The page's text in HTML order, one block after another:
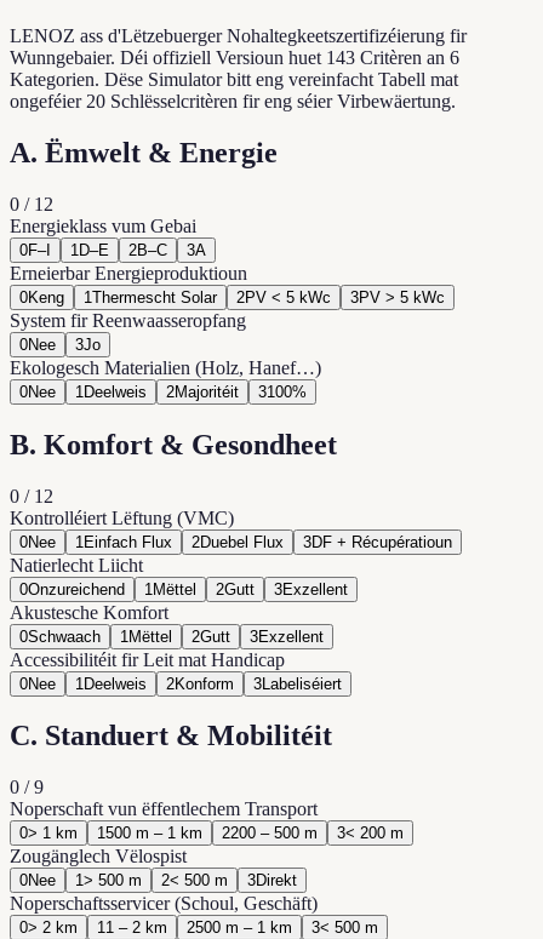
LENOZ ass d'Lëtzebuerger Nohaltegkeetszertifizéierung fir
Wunngebaier. Déi offiziell Versioun huet 143 Critèren an 6
Kategorien. Dëse Simulator bitt eng vereinfacht Tabell mat
ongeféier 20 Schlësselcritèren fir eng séier Virbewäertung.
A. Ëmwelt & Energie
0 / 12
Energieklass vum Gebai
0F–I 1 D–E 2B–C 3A
Erneierbar Energieproduktioun
0Keng 1Thermescht Solar 2PV < 5 kWc 3PV > 5 kWc
System fir Reenwaasseropfang
0Nee 3Jo
Ekologesch Materialien (Holz, Hanef…)
0Nee 1 Deelweis 2Majoritéit 3100%
B. Komfort & Gesondheet
0 / 12
Kontrolléiert Lëftung (VMC)
0Nee 1 Einfach Flux 2Duebel Flux 3DF + Récupératioun
Natierlecht Liicht
0Onzureichend 1 Mëttel 2Gutt 3Exzellent
Akustesche Komfort
0Schwaach 1 Mëttel 2Gutt 3Exzellent
Accessibilitéit fir Leit mat Handicap
0Nee 1 Deelweis 2Konform 3Labeliséiert
C. Standuert & Mobilitéit
0 /9
Noperschaft vun ëffentlechem Transport
0> 1 km 1500 m – 1 km 2200 – 500 m 3< 200 m
Zougänglech Vëlospist
0Nee 1> 500 m 2< 500 m 3Direkt
Noperschaftsservicer (Schoul, Geschäft)
0> 2 km 11 – 2 km 2500 m – 1 km 3< 500 m